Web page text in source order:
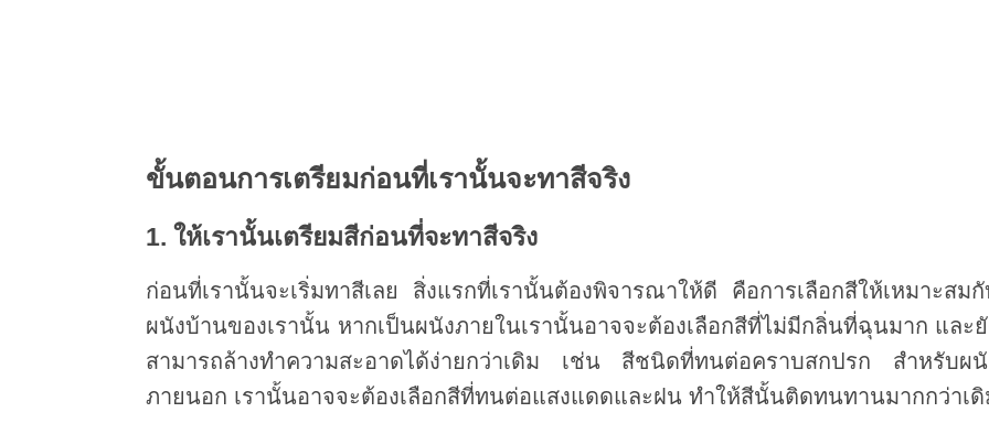
ขั้นตอนการเตรียมก่อนที่เรานั้นจะทาสีจริง
1. ให้เรานั้นเตรียมสีก่อนที่จะทาสีจริง
ก่อนที่เรานั้นจะเริ่มทาสีเลย สิ่งแรกที่เรานั้นต้องพิจารณาให้ดี คือการเลือกสีให้เหมาะสมกั
ผนังบ้านของเรานั้น หากเป็นผนังภายในเรานั้นอาจจะต้องเลือกสีที่ไม่มีกลิ่นที่ฉุนมาก และยั
สามารถล้างทำความสะอาดได้ง่ายกว่าเดิม เช่น สีชนิดที่ทนต่อคราบสกปรก สำหรับผนั
ภายนอก เรานั้นอาจจะต้องเลือกสีที่ทนต่อแสงแดดและฝน ทำให้สีนั้นติดทนทานมากกว่าเดิ